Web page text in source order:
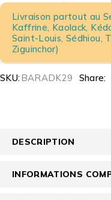
Livraison partout au
Kaffrine, Kaolack,
Saint-Louis, Sédhiou,
Ziguinchor)
SKU:BARADK29 Share:
DESCRIPTION
INFORMATIONS